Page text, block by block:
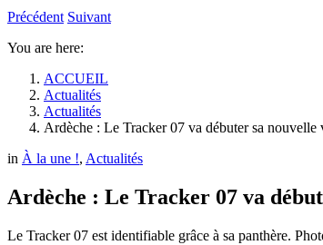
Précédent Suivant
You are here:
ACCUEIL
Actualités
Actualités
Ardèche : Le Tracker 07 va débuter sa nouvelle
in À la une !, Actualités
Ardèche : Le Tracker 07 va
Le Tracker 07 est identifiable grâce à sa panthère.